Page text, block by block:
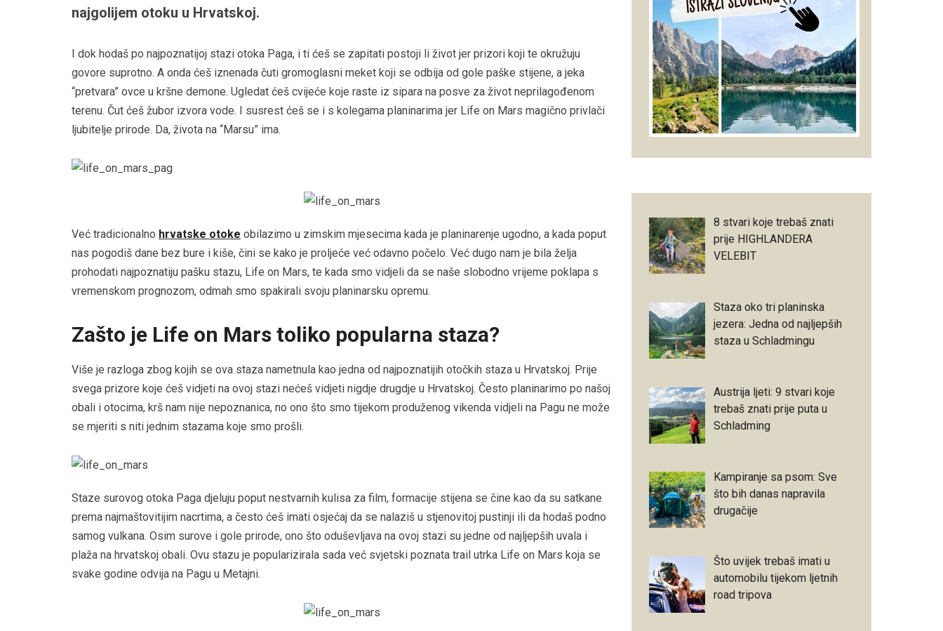
najgolijem otoku u Hrvatskoj.
I dok hodaš po najpoznatijoj stazi otoka Paga, i ti ćeš se zapitati postoji li život jer prizori koji te okružuju
govore suprotno. A onda ćeš iznenada čuti gromoglasni meket koji se odbija od gole paške stijene, a jeka
“pretvara” ovce u kršne demone. Ugledat ćeš cvijeće koje raste iz sipara na posve za život neprilagođenom
terenu. Čut ćeš žubor izvora vode. I susrest ćeš se i s kolegama planinarima jer Life on Mars magično privlači
ljubitelje prirode. Da, života na “Marsu” ima.
Već tradicionalno hrvatske otoke obilazimo u zimskim mjesecima kada je planinarenje ugodno, a kada poput
nas pogodiš dane bez bure i kiše, čini se kako je proljeće već odavno počelo. Već dugo nam je bila želja
prohodati najpoznatiju pašku stazu, Life on Mars, te kada smo vidjeli da se naše slobodno vrijeme poklapa s
vremenskom prognozom, odmah smo spakirali svoju planinarsku opremu.
Zašto je Life on Mars toliko popularna staza?
Više je razloga zbog kojih se ova staza nametnula kao jedna od najpoznatijih otočkih staza u Hrvatskoj. Prije
svega prizore koje ćeš vidjeti na ovoj stazi nećeš vidjeti nigdje drugdje u Hrvatskoj. Često planinarimo po našoj
obali i otocima, krš nam nije nepoznanica, no ono što smo tijekom produženog vikenda vidjeli na Pagu ne može
se mjeriti s niti jednim stazama koje smo prošli.
Staze surovog otoka Paga djeluju poput nestvarnih kulisa za film, formacije stijena se čine kao da su satkane
prema najmaštovitijim nacrtima, a često ćeš imati osjećaj da se nalaziš u stjenovitoj pustinji ili da hodaš podno
samog vulkana. Osim surove i gole prirode, ono što oduševljava na ovoj stazi su jedne od najljepših uvala i
plaža na hrvatskoj obali. Ovu stazu je popularizirala sada već svjetski poznata trail utrka Life on Mars koja se
svake godine odvija na Pagu u Metajni.
8 stvari koje trebaš znati
prije HIGHLANDERA
VELEBIT
Staza oko tri planinska
jezera: Jedna od najljepših
staza u Schladmingu
Austrija ljeti: 9 stvari koje
trebaš znati prije puta u
Schladming
Kampiranje sa psom: Sve
što bih danas napravila
drugačije
Što uvijek trebaš imati u
automobilu tijekom ljetnih
road tripova